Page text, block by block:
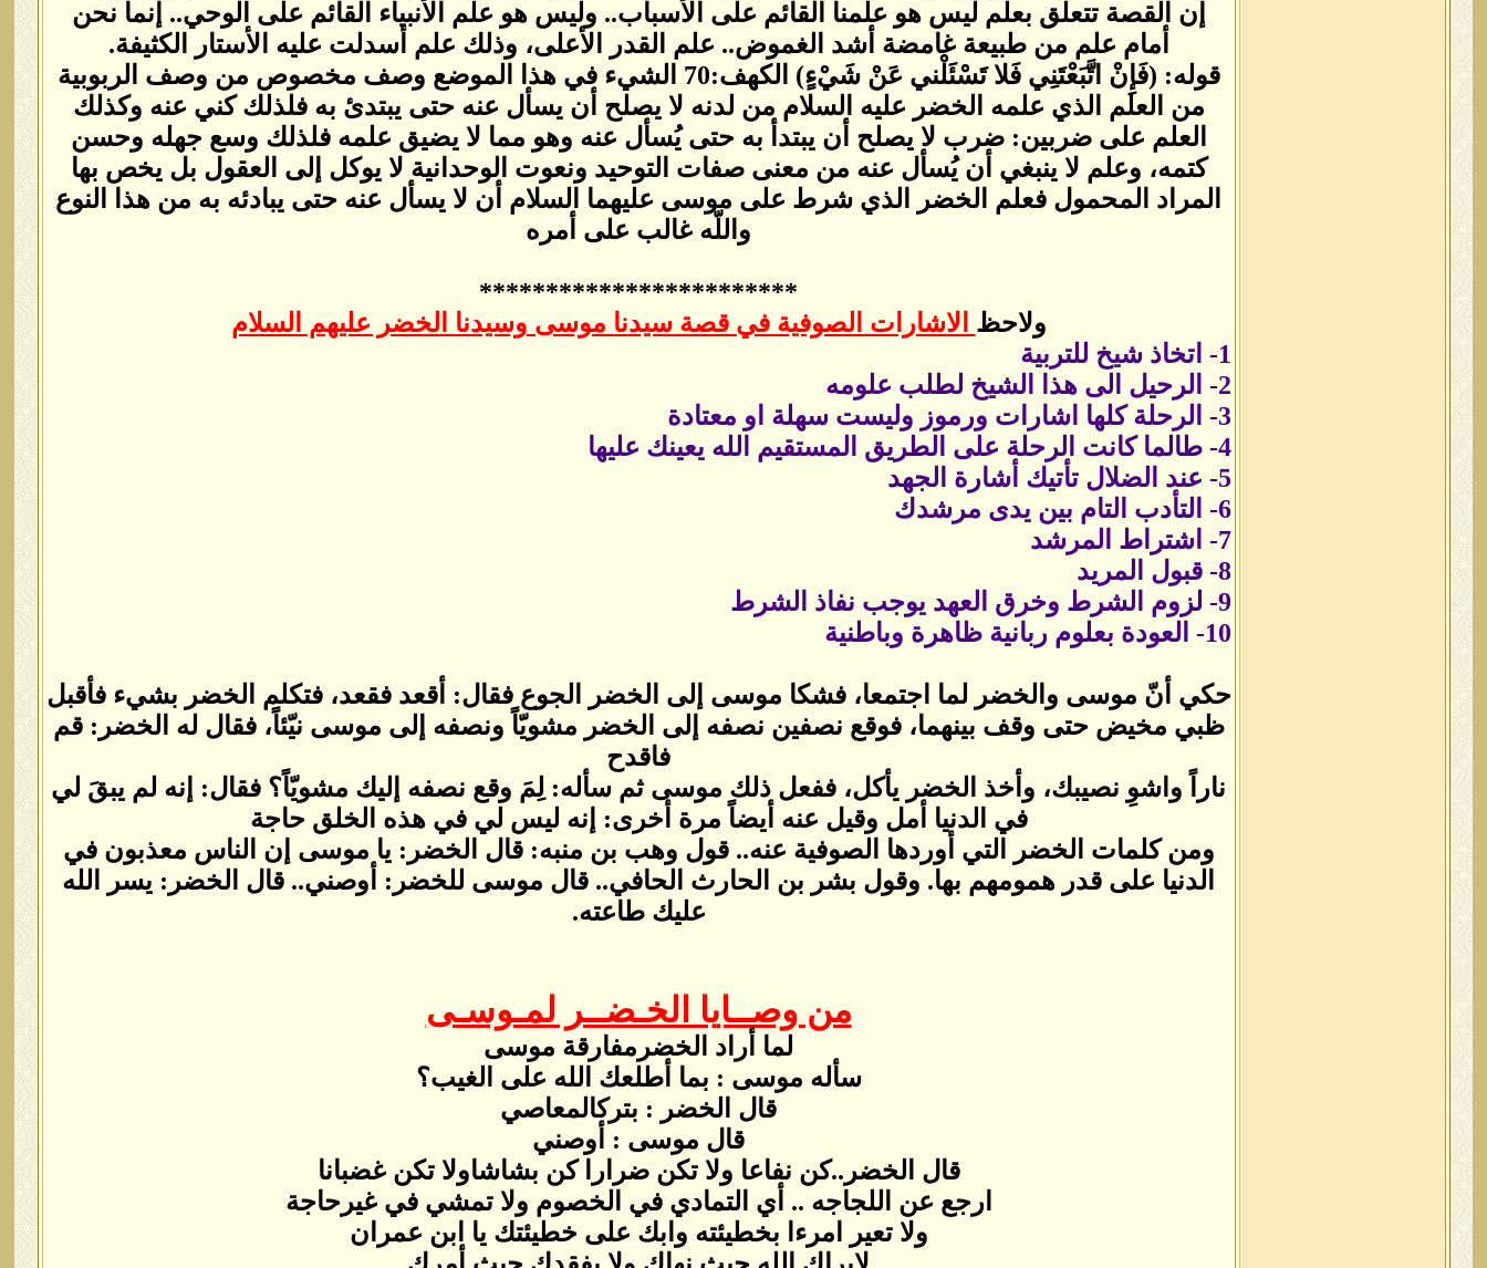
إن القصة تتعلق بعلم ليس هو علمنا القائم على الأسباب.. وليس هو علم الأنبياء القائم على الوحي.. إنما نحن
أمام علم من طبيعة غامضة أشد الغموض.. علم القدر الأعلى، وذلك علم أسدلت عليه الأستار الكثيفة.
قوله: (فَإِنْ اتَّبَعْتَنِي فَلا تَسْئَلْني عَنْ شَيْءٍ) الكهف:70 الشيء في هذا الموضع وصف مخصوص من وصف الربوبية
من العلم الذي علمه الخضر عليه السلام من لدنه لا يصلح أن يسأل عنه حتى يبتدئ به فلذلك كني عنه وكذلك
العلم على ضربين: ضرب لا يصلح أن يبتدأ به حتى يُسأل عنه وهو مما لا يضيق علمه فلذلك وسع جهله وحسن
كتمه، وعلم لا ينبغي أن يُسأل عنه من معنى صفات التوحيد ونعوت الوحدانية لا يوكل إلى العقول بل يخص بها
المراد المحمول فعلم الخضر الذي شرط على موسى عليهما السلام أن لا يسأل عنه حتى يبادئه به من هذا النوع
واللّه غالب على أمره
************************
ولاحظ الاشارات الصوفية في قصة سيدنا موسى وسيدنا الخضر عليهم السلام
1- اتخاذ شيخ للتربية
2- الرحيل الى هذا الشيخ لطلب علومه
3- الرحلة كلها اشارات ورموز وليست سهلة او معتادة
4- طالما كانت الرحلة على الطريق المستقيم الله يعينك عليها
5- عند الضلال تأتيك أشارة الجهد
6- التأدب التام بين يدى مرشدك
7- اشتراط المرشد
8- قبول المريد
9- لزوم الشرط وخرق العهد يوجب نفاذ الشرط
10- العودة بعلوم ربانية ظاهرة وباطنية
حكي أنّ موسى والخضر لما اجتمعا، فشكا موسى إلى الخضر الجوع فقال: أقعد فقعد، فتكلم الخضر بشيء فأقبل
ظبي مخيض حتى وقف بينهما، فوقع نصفين نصفه إلى الخضر مشويّاً ونصفه إلى موسى نيّئاً، فقال له الخضر: قم
فاقدح
ناراً واشوِ نصيبك، وأخذ الخضر يأكل، ففعل ذلك موسى ثم سأله: لِمَ وقع نصفه إليك مشويّاً؟ فقال: إنه لم يبقَ لي
في الدنيا أمل وقيل عنه أيضاً مرة أخرى: إنه ليس لي في هذه الخلق حاجة
ومن كلمات الخضر التي أوردها الصوفية عنه.. قول وهب بن منبه: قال الخضر: يا موسى إن الناس معذبون في
الدنيا على قدر همومهم بها. وقول بشر بن الحارث الحافي.. قال موسى للخضر: أوصني.. قال الخضر: يسر الله
عليك طاعته.
من وصــايا الخـضــر لمـوسـى
لما أراد الخضرمفارقة موسى
سأله موسى : بما أطلعك الله على الغيب؟
قال الخضر : بتركالمعاصي
قال موسى : أوصني
قال الخضر..كن نفاعا ولا تكن ضرارا كن بشاشاولا تكن غضبانا
ارجع عن اللجاجه .. أي التمادي في الخصوم ولا تمشي في غيرحاجة
ولا تعير امرءا بخطيئته وابك على خطيئتك يا ابن عمران